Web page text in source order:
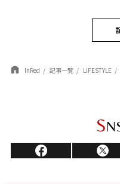
InRed 記事一覧 LIFESTYLE
S